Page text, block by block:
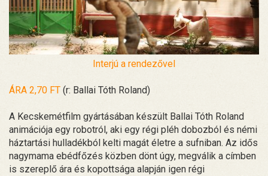
Interjú a rendezővel
ÁRA 2,70 FT (r: Ballai Tóth Roland)
A Kecskemétfilm gyártásában készült Ballai Tóth Roland
animációja egy robotról, aki egy régi pléh dobozból és némi
háztartási hulladékból kelti magát életre a sufniban. Az idős
nagymama ebédfőzés közben dönt úgy, megválik a címben
is szereplő ára és kopottsága alapján igen régi